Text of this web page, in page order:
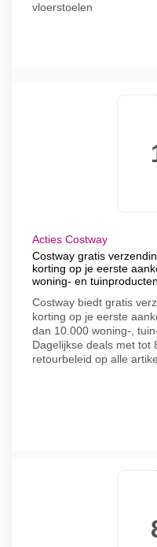
vloerstoelen
Acties Costway
Costway gratis
korting op je eerste
woning- en tuinproducten
Costway biedt gratis
korting op je eerste
dan 10.000 woning-,
Dagelijkse deals met tot
retourbeleid op alle